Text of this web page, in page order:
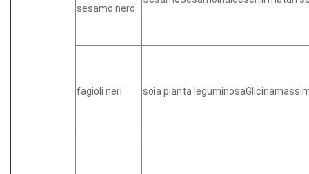
sesamo nero
fagioli neri soia pianta